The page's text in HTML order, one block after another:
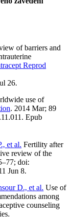
of barriers and
Reprod
26.
use of
. 2014 Mar; 89
Epub
et al. Fertility after
review of the
doi:
Jun 8.
D., et al. Use of
among
counseling